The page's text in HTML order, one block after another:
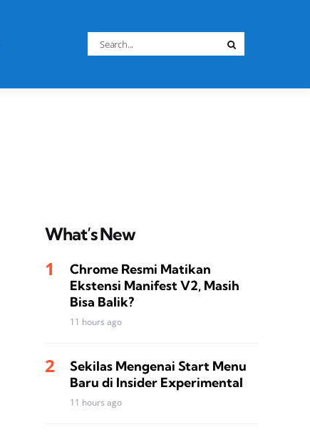
Search
for:
What’s New
Chrome Resmi Matikan
Ekstensi Manifest V2, Masih
Bisa Balik?
11 hours ago
Sekilas Mengenai Start Menu
Baru di Insider Experimental
11 hours ago